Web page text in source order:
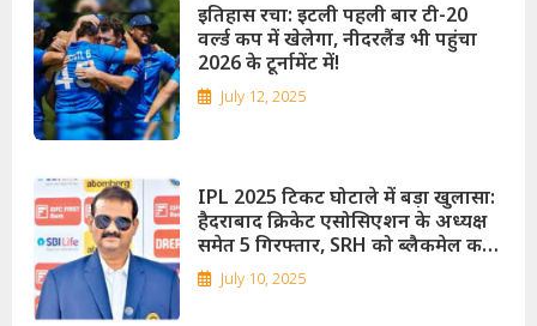
इतिहास रचा: इटली पहली बार टी-20
वर्ल्ड कप में खेलेगा, नीदरलैंड भी पहुंचा
2026 के टूर्नामेंट में!
July 12, 2025
IPL 2025 टिकट घोटाले में बड़ा खुलासा:
हैदराबाद क्रिकेट एसोसिएशन के अध्यक्ष
समेत 5 गिरफ्तार, SRH को ब्लैकमेल करने
का आरोप!
July 10, 2025